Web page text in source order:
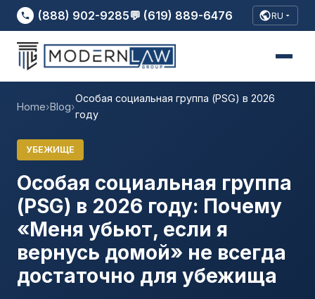
(888) 902-9285💬 (619) 889-6476 RU
Home›Blog›
Особая социальная группа (PSG) в 2026
году
УБЕЖИЩЕ
Особая социальная группа
(PSG) в 2026 году: Почему
«Меня убьют, если я
вернусь домой» не всегда
достаточно для убежища